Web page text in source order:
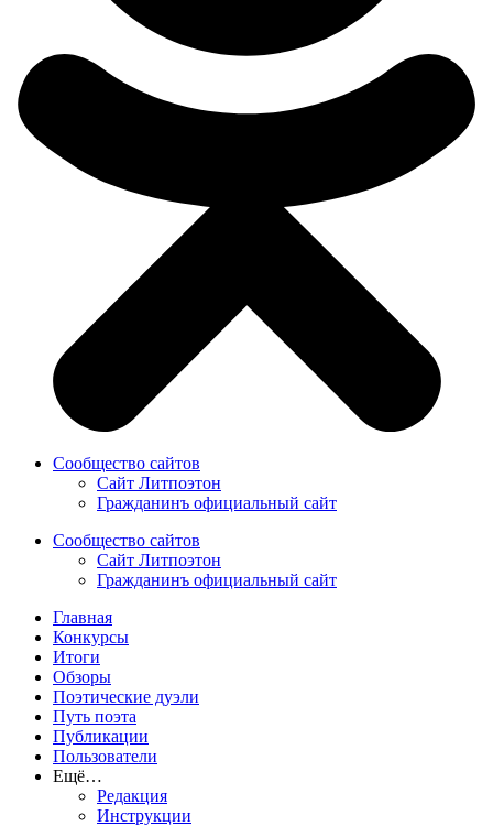
Сообщество сайтов
Сайт Литпоэтон
Гражданинъ официальный сайт
Сообщество сайтов
Сайт Литпоэтон
Гражданинъ официальный сайт
Главная
Конкурсы
Итоги
Обзоры
Поэтические дуэли
Путь поэта
Публикации
Пользователи
Ещё…
Редакция
Инструкции